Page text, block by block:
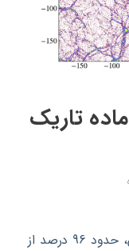
تاریک
طبق نظریه استاندارد کیهان شناسی مدرن، حدود 96 درصد از